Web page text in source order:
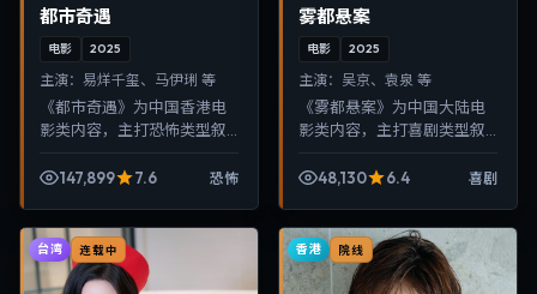
都市奇遇
电影 2025
主演： 易烊千玺、马伊琍 等
《都市奇遇》为中国香港电
影类内容，主打恐怖类型叙
适合移动端与电视端随时在
147,899 7.6 恐怖
雾都悬案
电影 2025
主演： 吴京、袁泉 等
《雾都悬案》为中国大陆电
影类内容，主打喜剧类型叙
适合移动端与电视端随时在
48,130 6.4 喜剧
台湾 连载中 香港 院线